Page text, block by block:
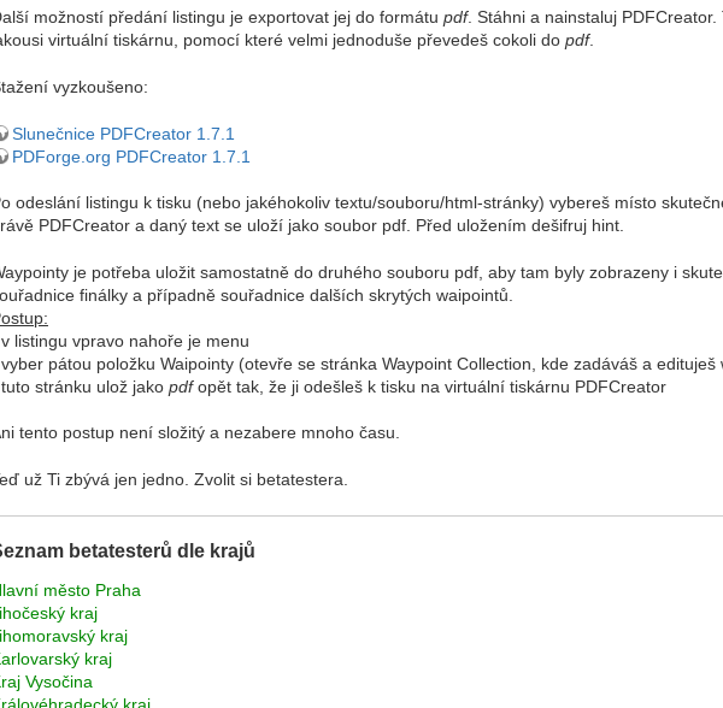
možností předání listingu je exportovat jej do formátu pdf. Stáhni a nainstaluj
virtuální tiskárnu, pomocí které velmi jednoduše převedeš cokoli do pdf.
vyzkoušeno:
Slunečnice PDFCreator 1.7.1
PDForge.org PDFCreator 1.7.1
odeslání listingu k tisku (nebo jakéhokoliv textu/souboru/html-stránky) vybereš místo
PDFCreator a daný text se uloží jako soubor pdf. Před uložením dešifruj hint.
je potřeba uložit samostatně do druhého souboru pdf, aby tam byly zobrazeny i
finálky a případně souřadnice dalších skrytých waipointů.
listingu vpravo nahoře je menu
pátou položku Waipointy (otevře se stránka Waypoint Collection, kde zadáváš a edituješ
stránku ulož jako pdfopět tak, že ji odešleš k tisku na virtuální tiskárnu PDFCreator
tento postup není složitý a nezabere mnoho času.
už Ti zbývá jen jedno. Zvolit si betatestera.
betatesterů dle krajů
město Praha
kraj
kraj
kraj
Vysočina